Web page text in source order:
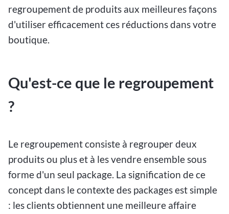
regroupement de produits aux meilleures façons
d'utiliser efficacement ces réductions dans votre
boutique.
Qu'est-ce que le regroupement
?
Le regroupement consiste à regrouper deux
produits ou plus et à les vendre ensemble sous
forme d'un seul package. La signification de ce
concept dans le contexte des packages est simple
: les clients obtiennent une meilleure affaire